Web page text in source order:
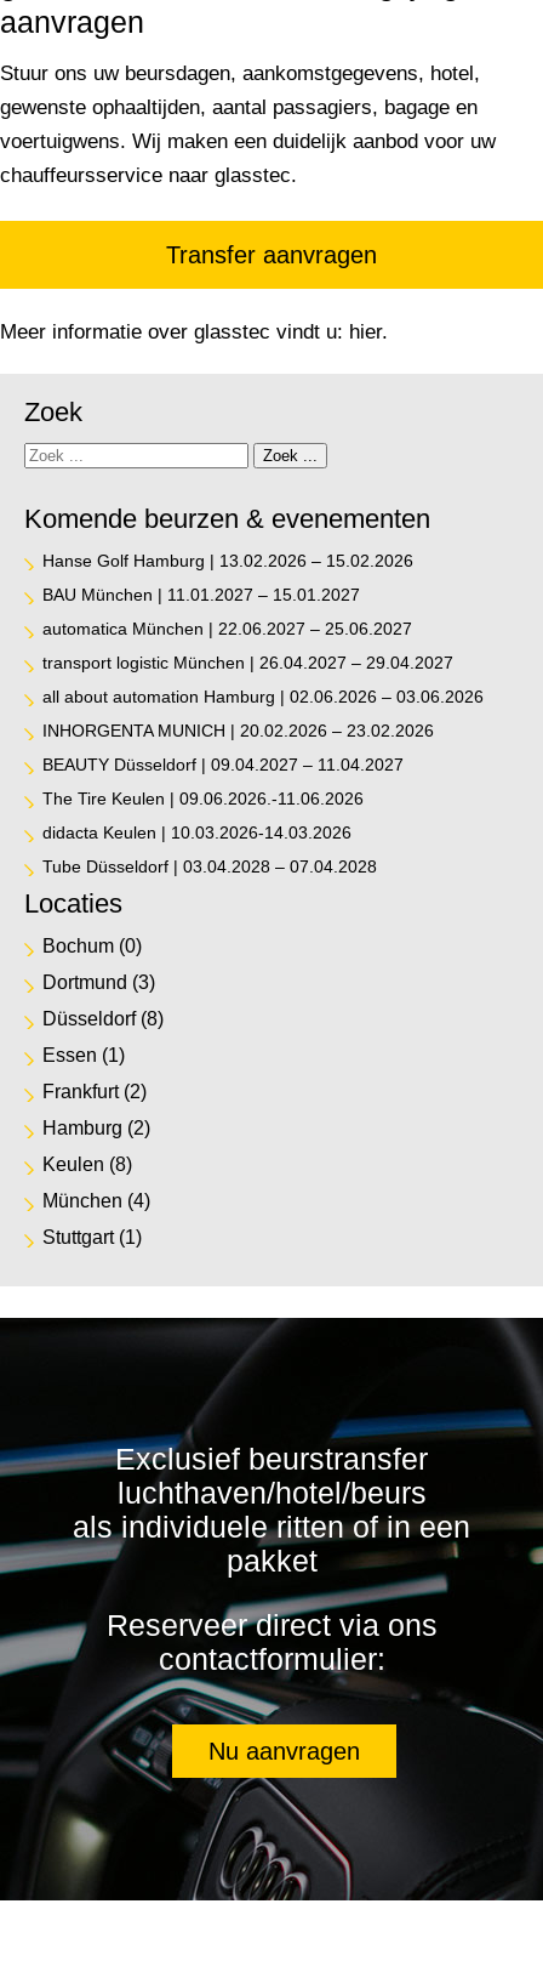
aanvragen
Stuur ons uw beursdagen, aankomstgegevens, hotel,
gewenste ophaaltijden, aantal passagiers, bagage en
voertuigwens. Wij maken een duidelijk aanbod voor uw
chauffeursservice naar glasstec.
Transfer aanvragen
Meer informatie over glasstec vindt u: hier.
Zoek
Zoek Zoek ...
Komende beurzen & evenementen
Hanse Golf Hamburg | 13.02.2026 – 15.02.2026
BAU München | 11.01.2027 – 15.01.2027
automatica München | 22.06.2027 – 25.06.2027
transport logistic München | 26.04.2027 – 29.04.2027
all about automation Hamburg | 02.06.2026 – 03.06.2026
INHORGENTA MUNICH | 20.02.2026 – 23.02.2026
BEAUTY Düsseldorf | 09.04.2027 – 11.04.2027
The Tire Keulen | 09.06.2026.-11.06.2026
didacta Keulen | 10.03.2026-14.03.2026
Tube Düsseldorf | 03.04.2028 – 07.04.2028
Locaties
Bochum (0)
Dortmund (3)
Düsseldorf(8)
Essen (1)
Frankfurt(2)
Hamburg (2)
Keulen (8)
München (4)
Stuttgart(1)
Exclusief beurstransfer
luchthaven/hotel/beurs
als individuele ritten of in een
pakket
Reserveer direct via ons
contactformulier:
Nu aanvragen